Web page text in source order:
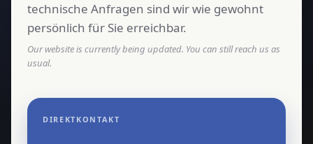
technische Anfragen sind wir wie gewohnt
persönlich für Sie erreichbar.
Our website is currently being updated. You can still reach us as
usual.
DIREKTKONTAKT